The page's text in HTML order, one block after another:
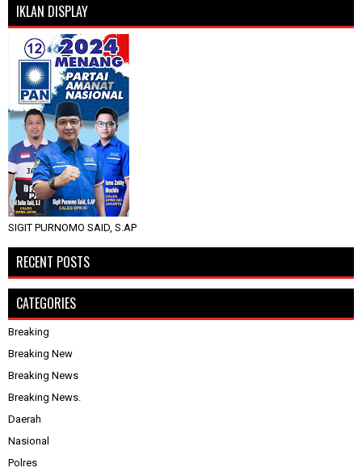
IKLAN DISPLAY
SIGIT PURNOMO SAID, S.AP
RECENT POSTS
CATEGORIES
Breaking
Breaking New
Breaking News
Breaking News.
Daerah
Nasional
Polres